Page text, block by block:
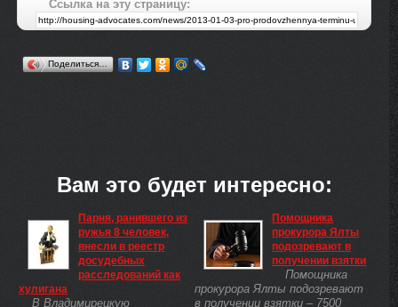
Ссылка на эту страницу:
Поделиться…
Вам это будет интересно:
Парня, ранившего из
ружья 8 человек,
внесли в реестр
досудебных
расследований как
хулигана
В Владимирецкую
Помощника
прокурора Ялты
подозревают в
получении взятки
Помощника
прокурора Ялты подозревают
в получении взятки – 7500